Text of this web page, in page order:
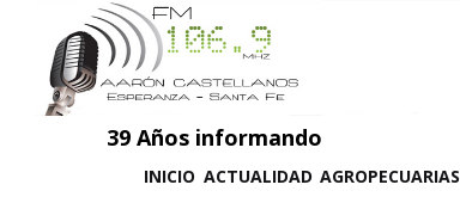
39 Años informando
INICIO (CURRENT)
ACTUALIDAD AGROPECUARIAS